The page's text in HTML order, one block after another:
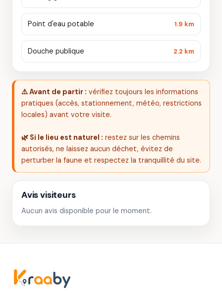
Point d'eau potable 1.9 km
Douche publique 2.2 km
⚠️ Avant de partir : vérifiez toujours les informations
pratiques (accès, stationnement, météo, restrictions
locales) avant votre visite.
🌿 Si le lieu est naturel : restez sur les chemins
autorisés, ne laissez aucun déchet, évitez de
perturber la faune et respectez la tranquillité du site.
Avis visiteurs
Aucun avis disponible pour le moment.